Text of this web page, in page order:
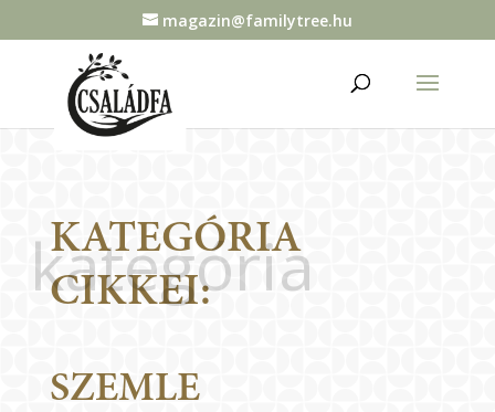
magazin@familytree.hu
KATEGÓRIA
CIKKEI:
kategória
SZEMLE